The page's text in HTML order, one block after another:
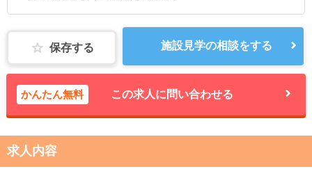
保存する 施設見学の相談をする
かんたん無料 この求人に問い合わせる
求人内容